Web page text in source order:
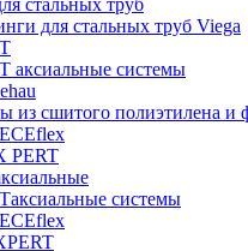
стальных труб
для стальных труб Viega
аксиальные системы
из сшитого полиэтилена и
PERT
системы